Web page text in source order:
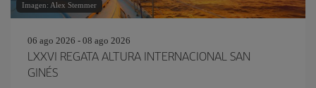
Imagen: Alex Stemmer
06 ago 2026 - 08 ago 2026
LXXVI REGATA ALTURA INTERNACIONAL SAN
GINÉS